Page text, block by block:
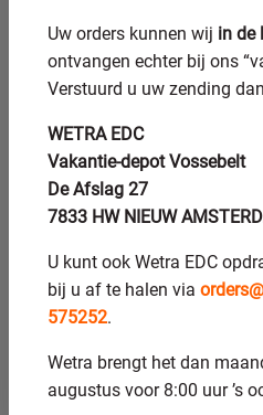
Welke
aandrijfassen
voor revisie
De meeste staalsoorten die
aandrijfassen zijn goed
staal. Gehard staal is bij
omdat het een harde, stabiele
nauwkeurig te bewerken is
De volgende materiaalgroepen
revisie van aandrijfassen:
Uw orders kunnen wij in de
ontvangen echter bij ons
Verstuurd u uw zending
WETRA EDC
Vakantie-depot Vossebelt
De Afslag 27
7833 HW NIEUW
U kunt ook Wetra EDC
bij u af te halen via
575252.
Wetra brengt het dan
augustus voor 8:00 uur ’s